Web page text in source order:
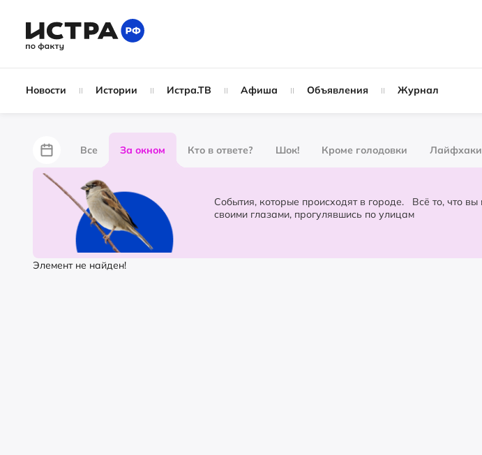
Новости Истории Истра.ТВ Афиша Объявления Журнал
Все За окном Кто в ответе? Шок! Кроме голодовки Лайфхаки
За забором
Партнёрский материал Народные новости Слухи
События, которые происходят в городе. Всё то, что вы можете увидеть
своими глазами, прогулявшись по улицам
Элемент не найден!